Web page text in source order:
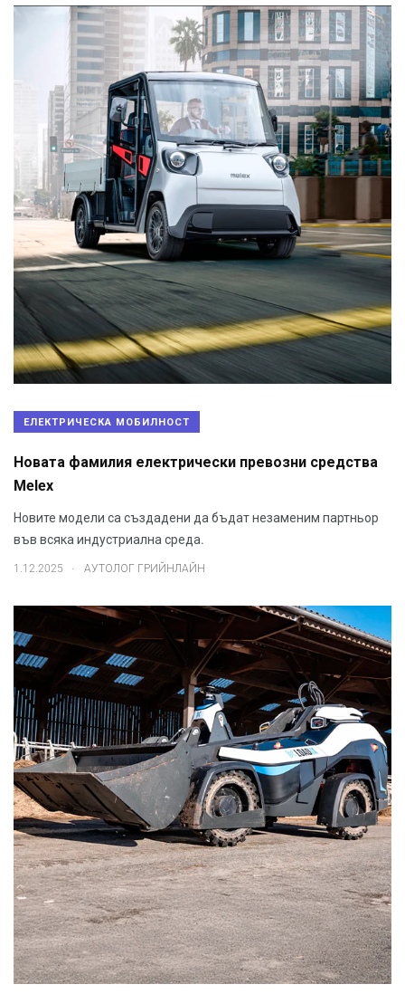
ЕЛЕКТРИЧЕСКА МОБИЛНОСТ
Новата фамилия електрически превозни средства
Melex
Новите модели са създадени да бъдат незаменим партньор
във всяка индустриална среда.
1.12.2025 . АУТОЛОГ ГРИЙНЛАЙН